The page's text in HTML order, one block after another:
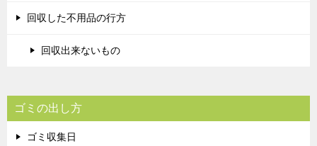
回収した不用品の行方
回収出来ないもの
ゴミの出し方
ゴミ収集日